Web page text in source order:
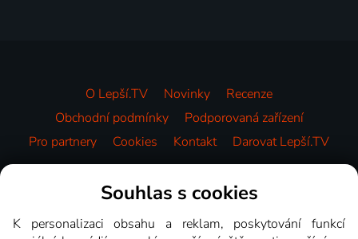
O Lepší.TV Novinky
Recenze
Obchodní podmínky
Podporovaná zařízení
Pro partnery
Cookies Kontakt Darovat Lepší.TV
Videotéka
Souhlas s cookies
K personalizaci obsahu a reklam, poskytování funkcí